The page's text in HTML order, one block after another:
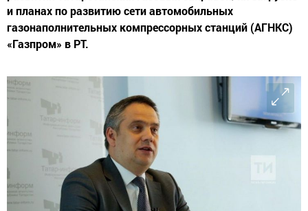
и планах по развитию сети автомобильных
газонаполнительных компрессорных станций (АГНКС)
«Газпром» в РТ.